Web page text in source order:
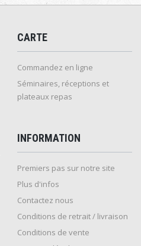
CARTE
Commandez en ligne
Séminaires, réceptions et
plateaux repas
INFORMATION
Premiers pas sur notre site
Plus d'infos
Contactez nous
Conditions de retrait / livraison
Conditions de vente